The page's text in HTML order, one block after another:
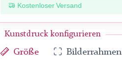
Kostenloser Versand
Kunstdruck konfigurieren
Größe Bilderrahmen